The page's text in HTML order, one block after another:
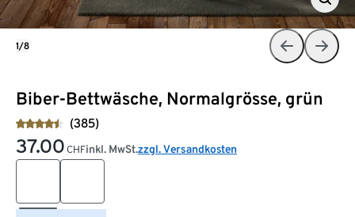
Biber-Bettwäsche, Normalgrösse, grün
(385)
37.00 CHFinkl. MwSt.zzgl. Versandkosten
1/8